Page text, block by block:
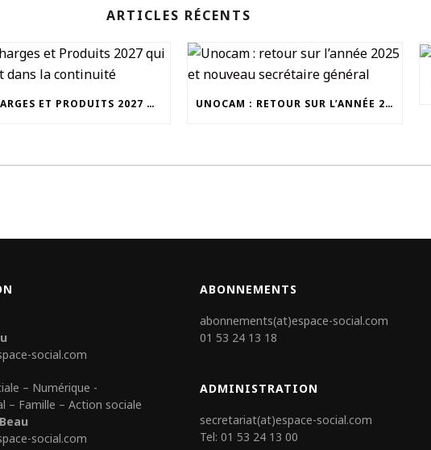
ARTICLES RÉCENTS
UN CHARGES ET PRODUITS 2027 QUI S’INSCRIT DANS LA CONTINUITÉ UNOCAM : RETOUR SUR L’ANNÉE 2025 ET NOUVEAU SECRÉTAIRE GÉNÉRAL
social.com
– Numérique -
– Famille – Action sociale
social.com
ABONNEMENTS
abonnements(at)espace-social.com
01 53 24 13 18
ADMINISTRATION
secretariat(at)espace-social.com
Tel: 01 53 24 13 00